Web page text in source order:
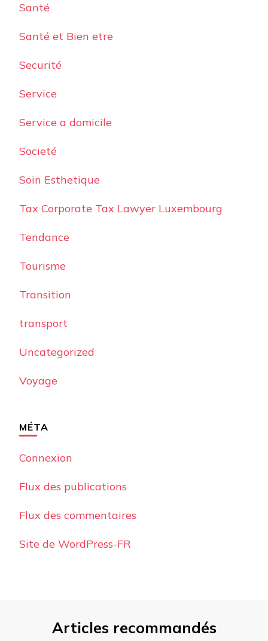
Santé
Santé et Bien etre
Securité
Service
Service a domicile
Societé
Soin Esthetique
Tax Corporate Tax Lawyer Luxembourg
Tendance
Tourisme
Transition
transport
Uncategorized
Voyage
MÉTA
Connexion
Flux des publications
Flux des commentaires
Site de WordPress-FR
Articles recommandés